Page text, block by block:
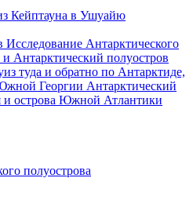
Кейптауна в Ушуайю
Исследование Антарктического
Антарктический полуостров
туда и обратно по Антарктиде,
Георгии Антарктический
и острова Южной Атлантики
полуострова